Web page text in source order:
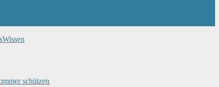
Wissen